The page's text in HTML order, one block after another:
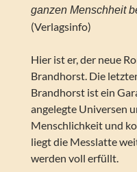
ganzen Menschheit
(Verlagsinfo)
Hier ist er, der neue
Brandhorst. Die
Brandhorst ist ein
angelegte Universen
Menschlichkeit und
liegt die Messlatte
werden voll erfüllt.